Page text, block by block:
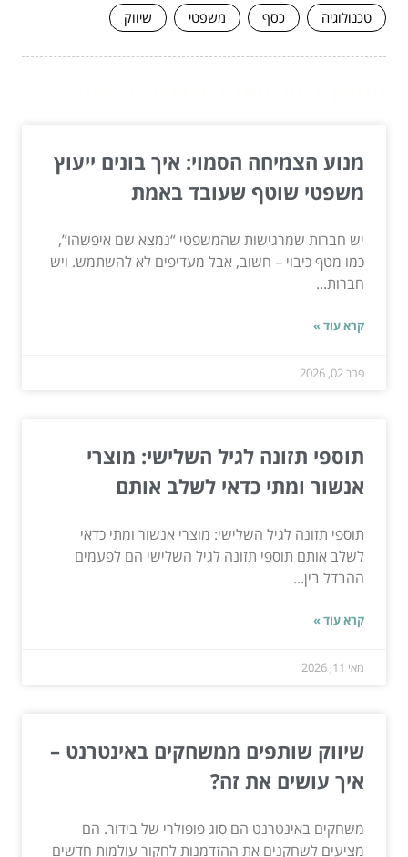
טכנולוגיה כסף משפטי שיווק
מנוע הצמיחה הסמוי: איך בונים ייעוץ
משפטי שוטף שעובד באמת
יש חברות שמרגישות שהמשפטי “נמצא שם איפשהו”,
כמו מטף כיבוי – חשוב, אבל מעדיפים לא להשתמש. ויש
חברות...
קרא עוד »
פבר 02, 2026
תוספי תזונה לגיל השלישי: מוצרי
אנשור ומתי כדאי לשלב אותם
תוספי תזונה לגיל השלישי: מוצרי אנשור ומתי כדאי
לשלב אותם תוספי תזונה לגיל השלישי הם לפעמים
ההבדל בין...
קרא עוד »
מאי 11, 2026
שיווק שותפים ממשחקים באינטרנט –
איך עושים את זה?
משחקים באינטרנט הם סוג פופולרי של בידור. הם
מציעים לשחקנים את ההזדמנות לחקור עולמות חדשים